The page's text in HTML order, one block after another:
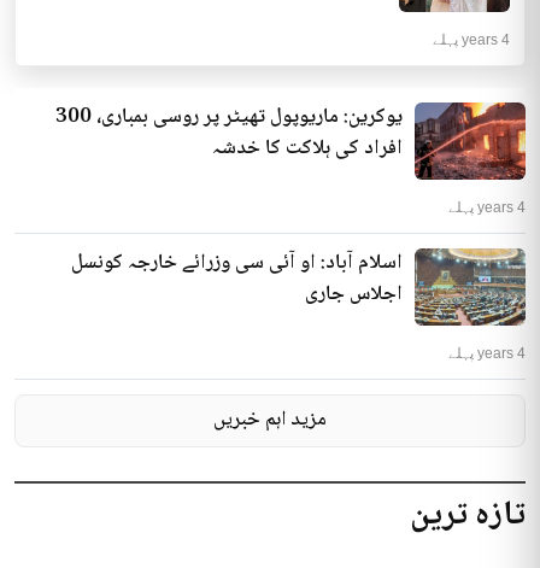
تازہ ترین
4 years پہلے
یوکرین: ماریوپول تھیٹر پر روسی بمباری، 300
افراد کی ہلاکت کا خدشہ
4 years پہلے
اسلام آباد: او آئی سی وزرائے خارجہ کونسل
اجلاس جاری
4 years پہلے
مزید اہم خبریں